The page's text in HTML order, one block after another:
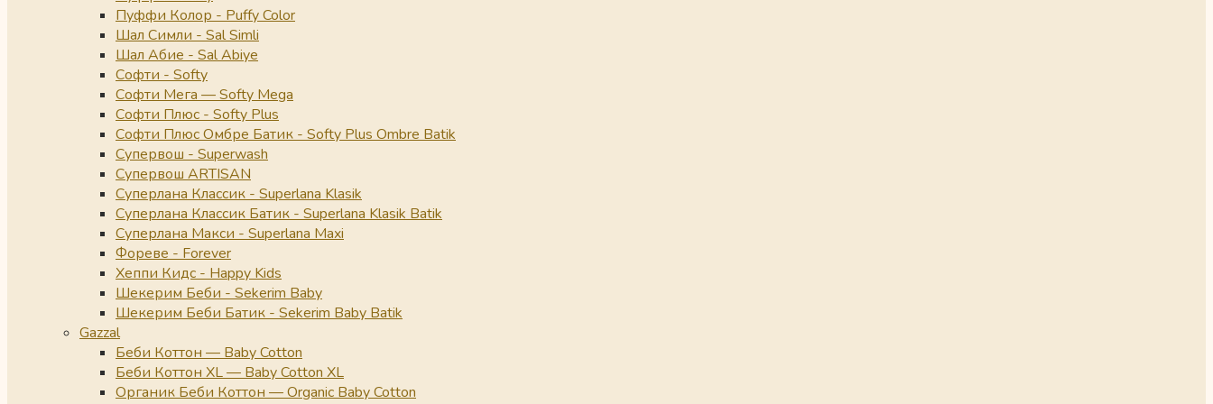
Пуффи Колор - Puffy Color
Шал Симли - Sal Simli
Шал Абие - Sal Abiye
Софти - Softy
Софти Мега — Softy Mega
Софти Плюс - Softy Plus
Софти Плюс Омбре Батик - Softy Plus Ombre Batik
Супервош - Superwash
Супервош ARTISAN
Суперлана Классик - Superlana Klasik
Суперлана Классик Батик - Superlana Klasik Batik
Суперлана Макси - Superlana Maxi
Фореве - Forever
Хеппи Кидс - Happy Kids
Шекерим Беби - Sekerim Baby
Шекерим Беби Батик - Sekerim Baby Batik
Gazzal
Беби Коттон — Baby Cotton
Беби Коттон XL — Baby Cotton XL
Органик Беби Коттон — Organic Baby Cotton